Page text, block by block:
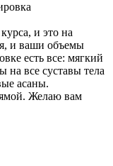
и это на
и ваши объемы
есть все: мягкий
на все суставы тела
асаны.
Желаю вам